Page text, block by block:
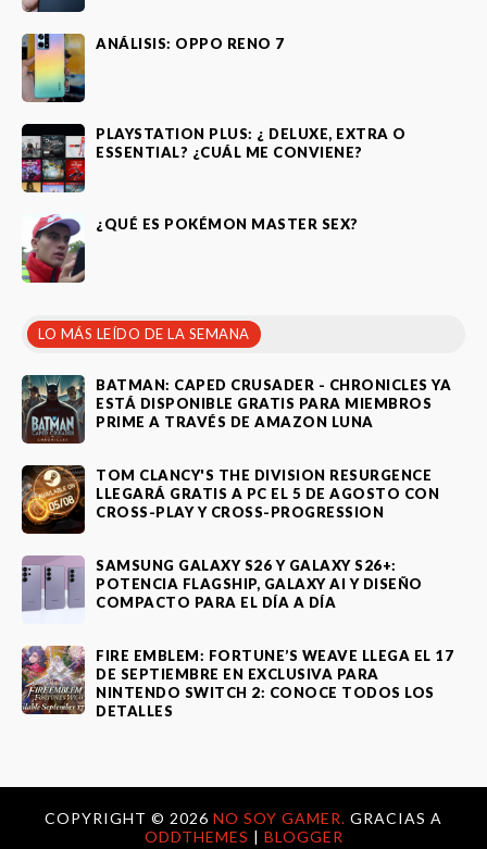
ANÁLISIS: OPPO RENO 7
PLAYSTATION PLUS: ¿ DELUXE, EXTRA O
ESSENTIAL? ¿CUÁL ME CONVIENE?
¿QUÉ ES POKÉMON MASTER SEX?
LO MÁS LEÍDO DE LA SEMANA
BATMAN: CAPED CRUSADER - CHRONICLES YA
ESTÁ DISPONIBLE GRATIS PARA MIEMBROS
PRIME A TRAVÉS DE AMAZON LUNA
TOM CLANCY'S THE DIVISION RESURGENCE
LLEGARÁ GRATIS A PC EL 5 DE AGOSTO CON
CROSS-PLAY Y CROSS-PROGRESSION
SAMSUNG GALAXY S26 Y GALAXY S26+:
POTENCIA FLAGSHIP, GALAXY AI Y DISEÑO
COMPACTO PARA EL DÍA A DÍA
FIRE EMBLEM: FORTUNE’S WEAVE LLEGA EL 17
DE SEPTIEMBRE EN EXCLUSIVA PARA
NINTENDO SWITCH 2: CONOCE TODOS LOS
DETALLES
COPYRIGHT © 2026 NO SOY GAMER. GRACIAS A
ODDTHEMES | BLOGGER